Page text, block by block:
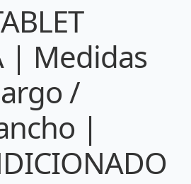
| Medidas
/
|